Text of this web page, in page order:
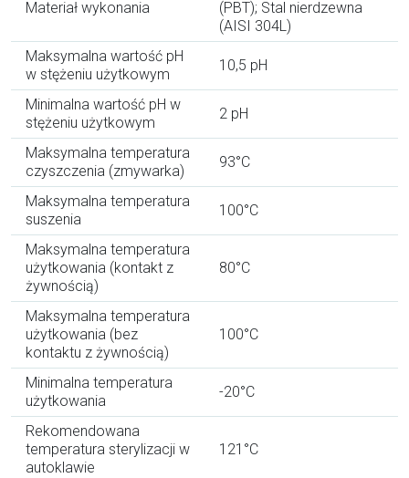
Materiał wykonania
(PBT); Stal nierdzewna
(AISI 304L)
Maksymalna wartość pH
w stężeniu użytkowym
10,5 pH
Minimalna wartość pH w
stężeniu użytkowym
2 pH
Maksymalna temperatura
czyszczenia (zmywarka)
93°C
Maksymalna temperatura
suszenia
100°C
Maksymalna temperatura
użytkowania (kontakt z
żywnością)
80°C
Maksymalna temperatura
użytkowania (bez
kontaktu z żywnością)
100°C
Minimalna temperatura
użytkowania
-20°C
Rekomendowana
temperatura sterylizacji w
autoklawie
121°C